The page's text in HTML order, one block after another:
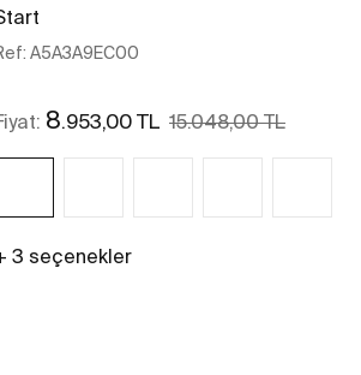
A5A3A9EC00
8.953,00 TL 15.048,00 TL
3 seçenekler